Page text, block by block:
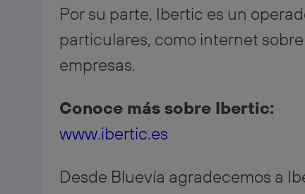
Por su parte, Ibertic es un
particulares, como internet
empresas.
Conoce más sobre Ibertic:
www.ibertic.es
Desde Bluevía agradecemos a